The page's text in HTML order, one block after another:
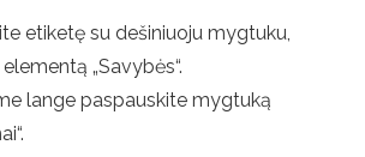
etiketę su dešiniuoju mygtuku,
„Savybės“.
lange paspauskite mygtuką